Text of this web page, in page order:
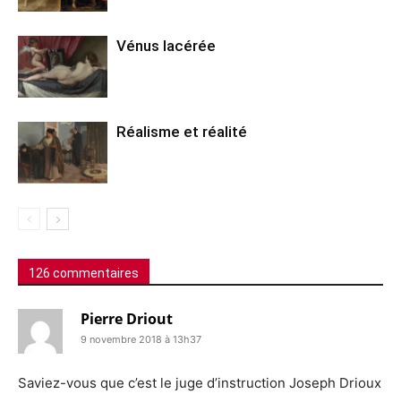
Vénus lacérée
Réalisme et réalité
126 commentaires
Pierre Driout
9 novembre 2018 à 13h37
Saviez-vous que c’est le juge d’instruction Joseph Drioux